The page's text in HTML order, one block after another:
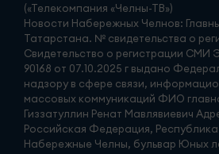
(«Телекомпания «Челны-ТВ»)
Новости Набережных Челнов:
Татарстана. № свидетельства о
Свидетельство о регистрации
90168 от 07.10.2025 г выдано
надзору в сфере связи,
массовых коммуникаций ФИО
Гиззатуллин Ренат Мавлявиевич
Российская Федерация,
Набережные Челны, бульвар Юных